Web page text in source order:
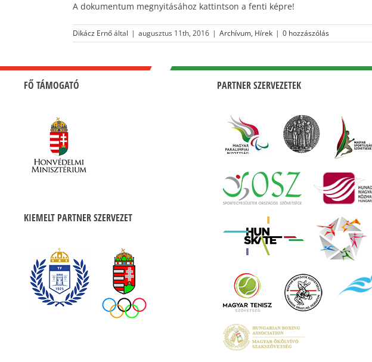
A dokumentum megnyitásához kattintson a fenti képre!
Dikácz Ernőáltal | augusztus 11th, 2016 | Archívum, Hírek | 0 hozzászólás
FŐ TÁMOGATÓ
KIEMELT PARTNER SZERVEZET
PARTNER SZERVEZETEK